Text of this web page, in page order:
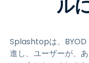
ル
Splashtopは、
進し、ユーザーが、